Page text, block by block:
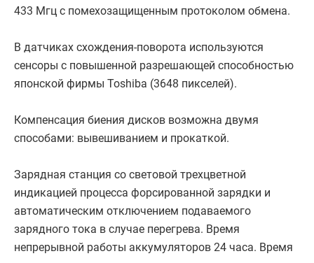
433 Мгц с помехозащищенным протоколом обмена.
В датчиках схождения-поворота используются
сенсоры с повышенной разрешающей способностью
японской фирмы Toshiba (3648 пикселей).
Компенсация биения дисков возможна двумя
способами: вывешиванием и прокаткой.
Зарядная станция со световой трехцветной
индикацией процесса форсированной зарядки и
автоматическим отключением подаваемого
зарядного тока в случае перегрева. Время
непрерывной работы аккумуляторов 24 часа. Время